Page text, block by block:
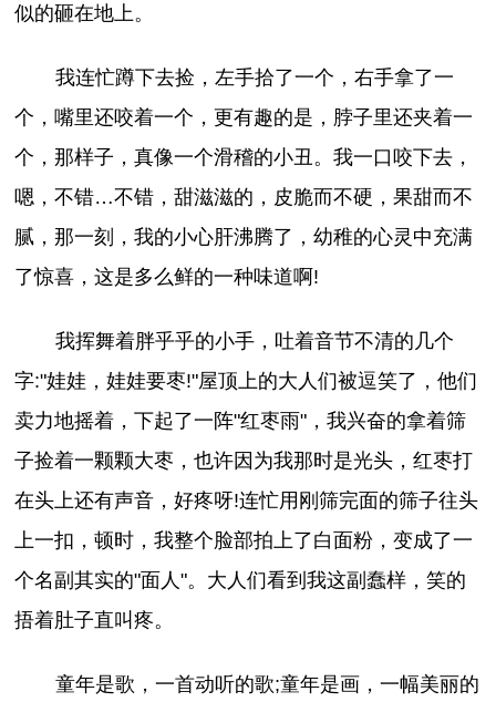
似的砸在地上。
我连忙蹲下去捡，左手拾了一个，右手拿了一
个，嘴里还咬着一个，更有趣的是，脖子里还夹着一
个，那样子，真像一个滑稽的小丑。我一口咬下去，
嗯，不错…不错，甜滋滋的，皮脆而不硬，果甜而不
腻，那一刻，我的小心肝沸腾了，幼稚的心灵中充满
了惊喜，这是多么鲜的一种味道啊!
我挥舞着胖乎乎的小手，吐着音节不清的几个
字:"娃娃，娃娃要枣!"屋顶上的大人们被逗笑了，他们
卖力地摇着，下起了一阵"红枣雨"，我兴奋的拿着筛
子捡着一颗颗大枣，也许因为我那时是光头，红枣打
在头上还有声音，好疼呀!连忙用刚筛完面的筛子往头
上一扣，顿时，我整个脸部拍上了白面粉，变成了一
个名副其实的"面人"。大人们看到我这副蠢样，笑的
捂着肚子直叫疼。
童年是歌，一首动听的歌;童年是画，一幅美丽的